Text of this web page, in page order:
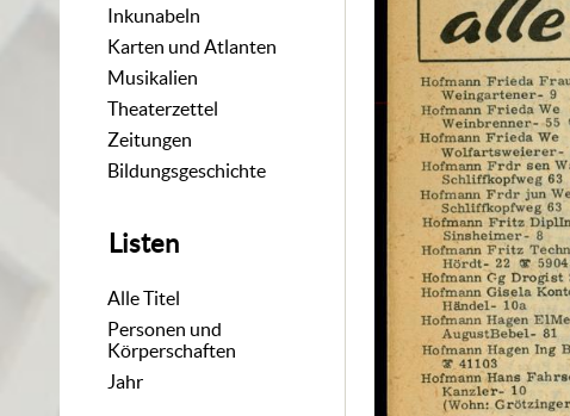
Inkunabeln
Karten und Atlanten
Musikalien
Theaterzettel
Zeitungen
Bildungsgeschichte
Listen
Alle Titel
Personen und
Körperschaften
Jahr